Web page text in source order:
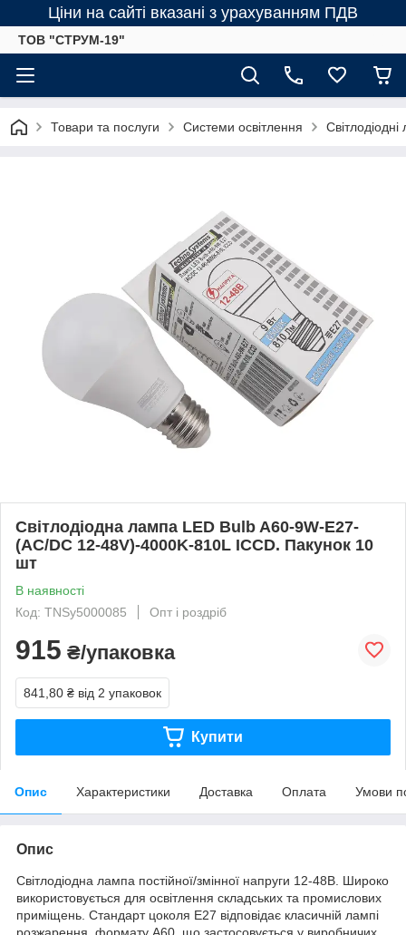
Ціни на сайті вказані з урахуванням ПДВ
ТОВ "СТРУМ-19"
Товари та послуги Системи освітлення
Світлодіодна лампа LED Bulb A60-9W-E27-
(AC/DC 12-48V)-4000K-810L ICCD. Пакунок 10
шт
В наявності
Код: TNSy5000085
Опт і роздріб
915 ₴/упаковка
841,80 ₴ від 2 упаковок
Купити
Опис Характеристики Доставка Оплата Умови
Опис
Світлодіодна лампа постійної/змінної напруги 12-48В. Широко
використовується для освітлення складських та промислових
приміщень. Стандарт цоколя Е27 відповідає класичній лампі
розжарення, формату А60, що застосовується у виробничих